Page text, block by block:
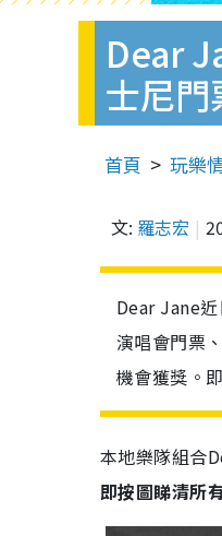
Dear
士尼門
首頁 玩樂
文: 羅志宏
Dear Jane
演唱會門票
機會獲獎。
本地樂隊組合
即按圖睇清所